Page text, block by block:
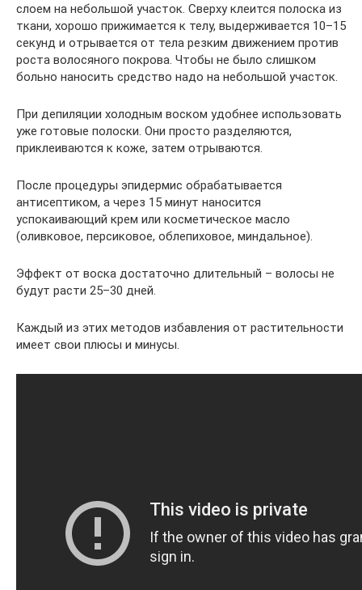
слоем на небольшой участок. Сверху клеится полоска из
ткани, хорошо прижимается к телу, выдерживается 10–15
секунд и отрывается от тела резким движением против
роста волосяного покрова. Чтобы не было слишком
больно наносить средство надо на небольшой участок.
При депиляции холодным воском удобнее использовать
уже готовые полоски. Они просто разделяются,
приклеиваются к коже, затем отрываются.
После процедуры эпидермис обрабатывается
антисептиком, а через 15 минут наносится
успокаивающий крем или косметическое масло
(оливковое, персиковое, облепиховое, миндальное).
Эффект от воска достаточно длительный – волосы не
будут расти 25–30 дней.
Каждый из этих методов избавления от растительности
имеет свои плюсы и минусы.